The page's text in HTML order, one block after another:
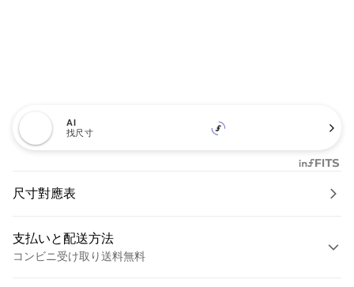
AI
找尺寸
尺寸對應表
支払いと配送方法
コンビニ受け取り送料無料